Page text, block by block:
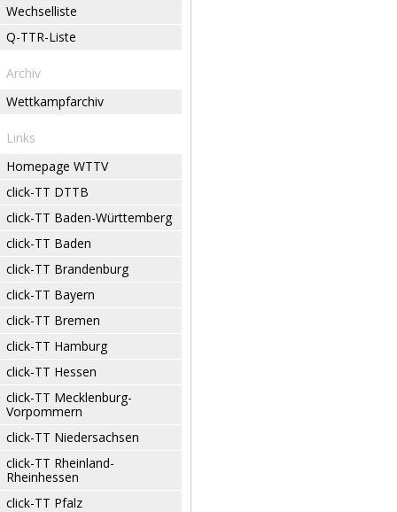
Wechselliste
Q-TTR-Liste
Archiv
Wettkampfarchiv
Links
Homepage WTTV
click-TT DTTB
click-TT Baden-Württemberg
click-TT Baden
click-TT Brandenburg
click-TT Bayern
click-TT Bremen
click-TT Hamburg
click-TT Hessen
click-TT Mecklenburg-
Vorpommern
click-TT Niedersachsen
click-TT Rheinland-
Rheinhessen
click-TT Pfalz